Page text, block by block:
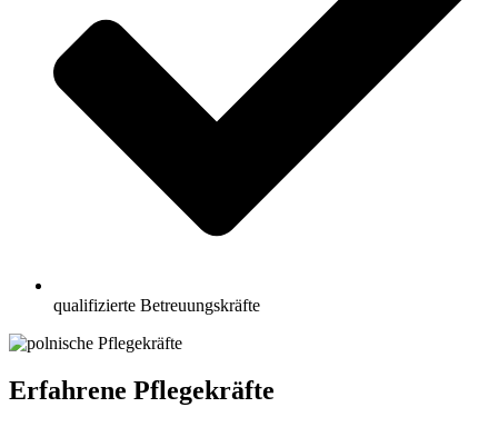
qualifizierte Betreuungskräfte
Erfahrene Pflegekräfte